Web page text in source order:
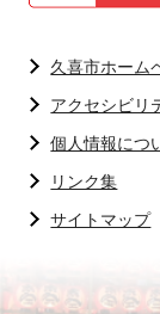
久喜市ホーム
アクセシビリ
個人情報につ
リンク集
サイトマップ